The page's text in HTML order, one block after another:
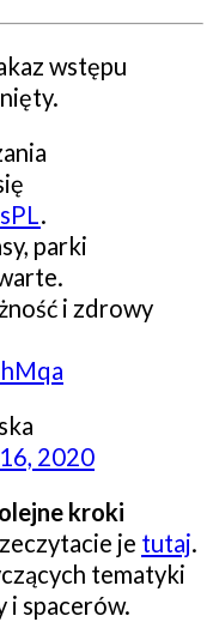
wstępu
.
parki
i zdrowy
2020
kroki
je tutaj.
tematyki
i spacerów.